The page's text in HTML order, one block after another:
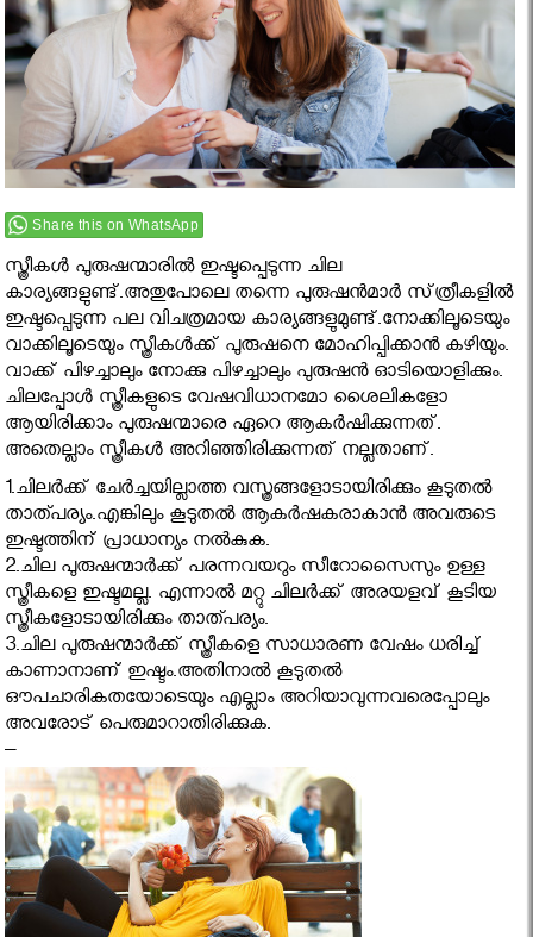
Share this on WhatsApp
സ്ത്രീകൾ പുരുഷന്മാരിൽ ഇഷ്ടപ്പെടുന്ന ചില
കാര്യങ്ങളുണ്ട്.അതുപോലെ തന്നെ പുരുഷന്‍മാര്‍ സ്‌ത്രീകളില്‍
ഇഷ്ടപ്പെടുന്ന പല വിചത്രമായ കാര്യങ്ങളുമുണ്ട്.നോക്കിലൂടെയും
വാക്കിലൂടെയും സ്ത്രീകള്‍ക്ക് പുരുഷനെ മോഹിപ്പിക്കാന്‍ കഴിയും.
വാക്ക് പിഴച്ചാലും നോക്കു പിഴച്ചാലും പുരുഷന്‍ ഓടിയൊളിക്കും.
ചിലപ്പോൾ സ്ത്രീകളുടെ വേഷവിധാനമോ ശൈലികളോ
ആയിരിക്കാം പുരുഷന്മാരെ ഏറെ ആകർഷിക്കുന്നത്.
അതെല്ലാം സ്ത്രീകൾ അറിഞ്ഞിരിക്കുന്നത് നല്ലതാണ്.
1.ചിലർക്ക് ചേർച്ചയില്ലാത്ത വസ്ത്രങ്ങളോടായിരിക്കും കൂടുതൽ
താത്പര്യം.എങ്കിലും കൂടുതൽ ആകർഷകരാകാൻ അവരുടെ
ഇഷ്ടത്തിന്‌ പ്രാധാന്യം നല്‍കുക.
2.ചില പുരുഷന്മാർക്ക് പരന്നവയറും സീറോസൈസും ഉള്ള
സ്ത്രീകളെ ഇഷ്ടമല്ല. എന്നാൽ മറ്റു ചിലർക്ക് അരയളവ് കൂടിയ
സ്ത്രീകളോടായിരിക്കും താത്പര്യം.
3.ചില പുരുഷന്മാർക്ക് സ്ത്രീകളെ സാധാരണ വേഷം ധരിച്ച്
കാണാനാണ് ഇഷ്ടം.അതിനാൽ കൂടുതല്‍
ഔപചാരികതയോടെയും എല്ലാം അറിയാവുന്നവരെപ്പോലും
അവരോട്‌ പെരുമാറാതിരിക്കുക.
–